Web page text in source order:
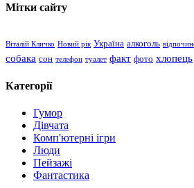
Мітки сайту
Віталій Кличко Новий рік Україна алкоголь
собака сон телефон туалет факт фото хлопець
Категорії
Гумор
Дівчата
Комп'ютерні ігри
Люди
Пейзажі
Фантастика